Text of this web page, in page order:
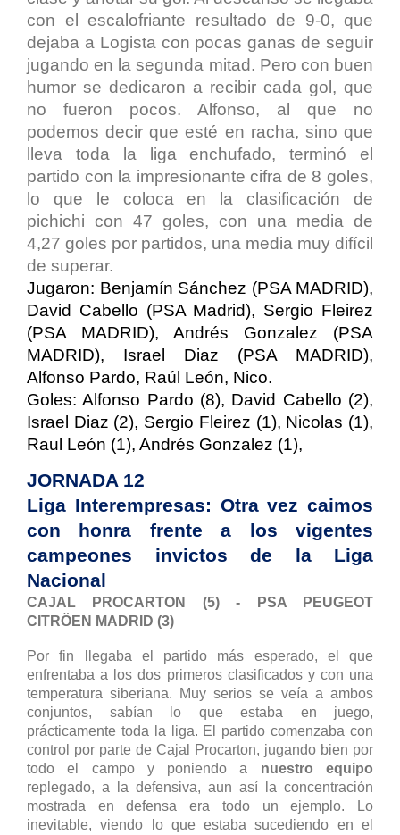
con el escalofriante resultado de 9-0, que
dejaba a Logista con pocas ganas de seguir
jugando en la segunda mitad. Pero con buen
humor se dedicaron a recibir cada gol, que
no fueron pocos. Alfonso, al que no
podemos decir que esté en racha, sino que
lleva toda la liga enchufado, terminó el
partido con la impresionante cifra de 8 goles,
lo que le coloca en la clasificación de
pichichi con 47 goles, con una media de
4,27 goles por partidos, una media muy difícil
de superar.
Jugaron: Benjamín Sánchez (PSA MADRID),
David Cabello (PSA Madrid), Sergio Fleirez
(PSA MADRID), Andrés Gonzalez (PSA
MADRID), Israel Diaz (PSA MADRID),
Alfonso Pardo, Raúl León, Nico.
Goles: Alfonso Pardo (8), David Cabello (2),
Israel Diaz (2), Sergio Fleirez (1), Nicolas (1),
Raul León (1), Andrés Gonzalez (1),
JORNADA 12
Liga Interempresas: Otra vez caimos
con honra frente a los vigentes
campeones invictos de la Liga
Nacional
CAJAL PROCARTON (5) - PSA PEUGEOT
CITRÖEN MADRID (3)
Por fin llegaba el partido más esperado, el que
enfrentaba a los dos primeros clasificados y con una
temperatura siberiana. Muy serios se veía a ambos
conjuntos, sabían lo que estaba en juego,
prácticamente toda la liga. El partido comenzaba con
control por parte de Cajal Procarton, jugando bien por
todo el campo y poniendo a nuestro equipo
replegado, a la defensiva, aun así la concentración
mostrada en defensa era todo un ejemplo. Lo
inevitable, viendo lo que estaba sucediendo en el